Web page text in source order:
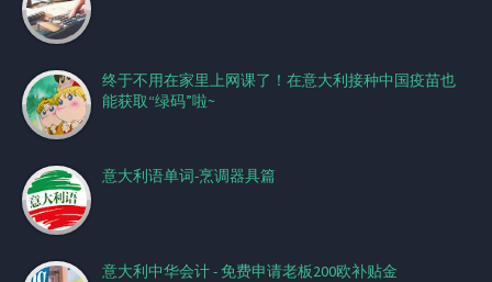
终于不用在家里上网课了！在意大利接种中国疫苗也
能获取“绿码”啦~
意大利语单词-烹调器具篇
意大利中华会计 - 免费申请老板200欧补贴金